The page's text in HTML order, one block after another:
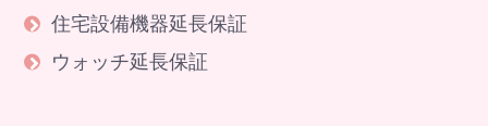
住宅設備機器延長保証
ウォッチ延長保証